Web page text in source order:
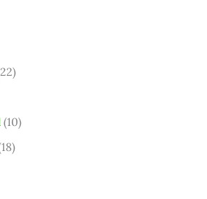
(10)